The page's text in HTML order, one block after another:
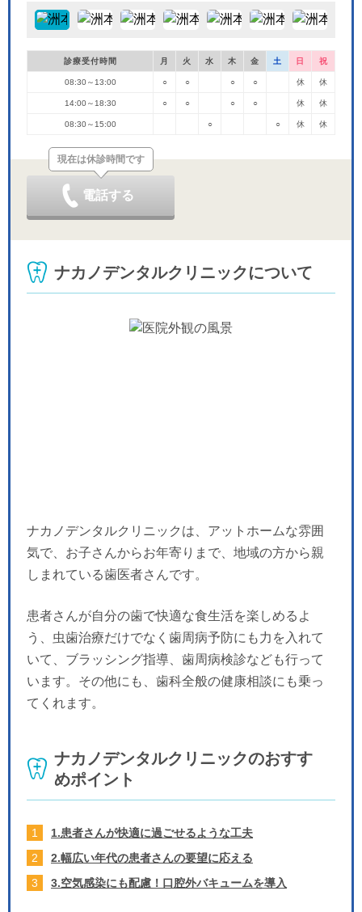
診療受付時間 月 火 水 木 金 土 日 祝
08:30～13:00 ○ ○ ○ ○ 休 休
14:00～18:30 ○ ○ ○ ○ 休 休
08:30～15:00 ○ ○ 休 休
現在は休診時間です
電話する
ナカノデンタルクリニックについて
ナカノデンタルクリニックは、アットホームな雰囲
気で、お子さんからお年寄りまで、地域の方から親
しまれている歯医者さんです。
患者さんが自分の歯で快適な食生活を楽しめるよ
う、虫歯治療だけでなく歯周病予防にも力を入れて
いて、ブラッシング指導、歯周病検診なども行って
います。その他にも、歯科全般の健康相談にも乗っ
てくれます。
ナカノデンタルクリニックのおすす
めポイント
1.患者さんが快適に過ごせるような工夫
2.幅広い年代の患者さんの要望に応える
3.空気感染にも配慮！口腔外バキュームを導入